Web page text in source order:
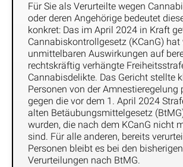
Für Sie als Verurteilte wegen
oder deren Angehörige bedeutet
konkret: Das im April 2024 in Kraft
Cannabiskontrollgesetz (KCanG) hat
unmittelbaren Auswirkungen auf
rechtskräftig verhängte
Cannabisdelikte. Das Gericht stellte
Personen von der Amnestieregelung
gegen die vor dem 1. April 2024
alten Betäubungsmittelgesetz
wurden, die nach dem KCanG nicht
sind. Für alle anderen, bereits
Personen bleibt es bei den
Verurteilungen nach BtMG.